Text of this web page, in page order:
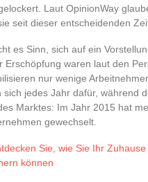
Laut OpinionWay
seit dieser entscheidenden
es Sinn, sich auf ein
Erschöpfung waren laut den
nur wenige
jedes Jahr dafür, während
Marktes: Im Jahr 2015 hat
gewechselt.
Sie, wie Sie Ihr
können